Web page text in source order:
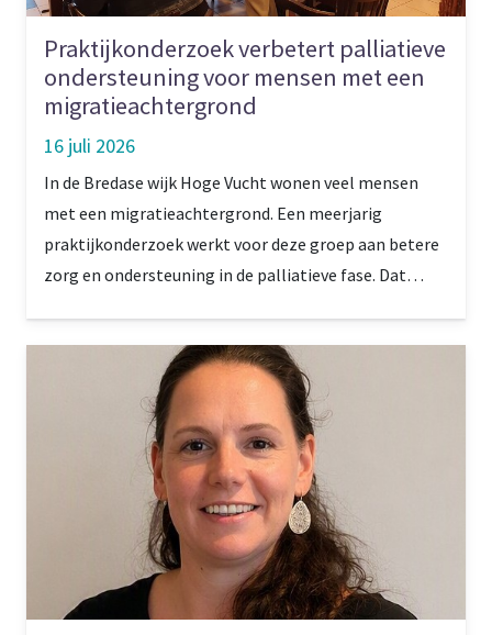
Praktijkonderzoek verbetert palliatieve
ondersteuning voor mensen met een
migratieachtergrond
16 juli 2026
In de Bredase wijk Hoge Vucht wonen veel mensen
met een migratieachtergrond. Een meerjarig
praktijkonderzoek werkt voor deze groep aan betere
zorg en ondersteuning in de palliatieve fase. Dat
zijn blijvende connecties ontstaan.’